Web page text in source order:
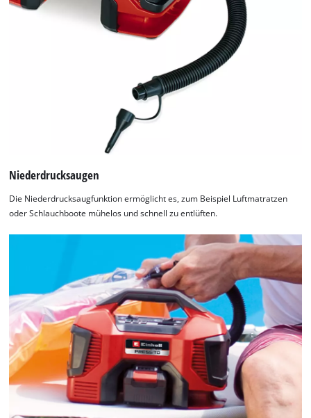
Niederdrucksaugen
Die Niederdrucksaugfunktion ermöglicht es, zum Beispiel Luftmatratzen
oder Schlauchboote mühelos und schnell zu entlüften.